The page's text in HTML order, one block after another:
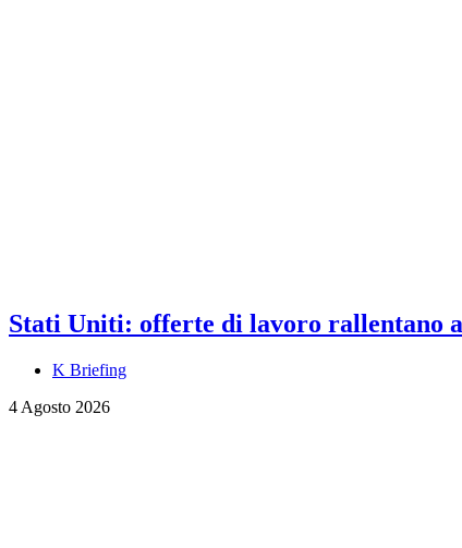
Stati Uniti: offerte di lavoro rallentano
K Briefing
4 Agosto 2026